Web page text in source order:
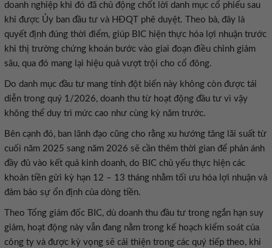
doanh nghiệp khi đó đã chủ động chốt lời danh mục cổ phiếu sau
khi được Ủy ban đầu tư và HĐQT phê duyệt. Theo bà, đây là
quyết định đúng thời điểm, giúp BIC hiện thực hóa lợi nhuận trước
khi thị trường chứng khoán bước vào giai đoạn điều chỉnh giảm
sâu, qua đó mang lại hiệu quả vượt trội cho cổ đông.
Do danh mục đầu tư mang tính đột biến này không còn được tái
diễn trong quý 1/2026, doanh thu từ hoạt động đầu tư vì vậy
không thể duy trì mức cao như cùng kỳ năm trước.
Bên cạnh đó, ban lãnh đạo cũng cho rằng xu hướng tăng lãi suất từ
cuối năm 2025 sang năm 2026 sẽ cần thêm thời gian để phản ánh
đầy đủ vào kết quả kinh doanh, do BIC chủ yếu thực hiện các
khoản tiền gửi kỳ hạn 12 – 13 tháng nhằm tối ưu hóa lợi nhuận và
đảm bảo sự ổn định của dòng tiền.
Theo Tổng giám đốc BIC, dù doanh thu đầu tư trong ngắn hạn suy
giảm, hoạt động này vẫn đang nằm trong kế hoạch kiểm soát của
công ty và được kỳ vọng sẽ cải thiện trong các quý tiếp theo, khi